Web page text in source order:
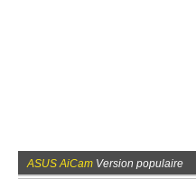
ASUS AiCam Version populaire